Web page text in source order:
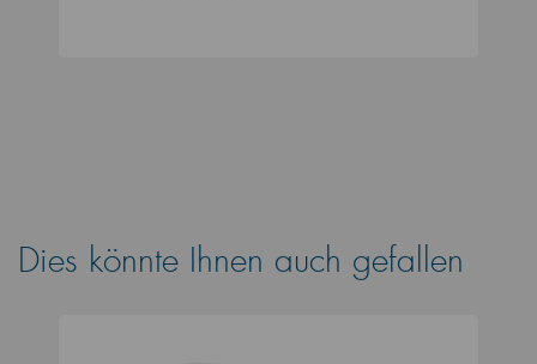
Dies könnte Ihnen auch gefallen